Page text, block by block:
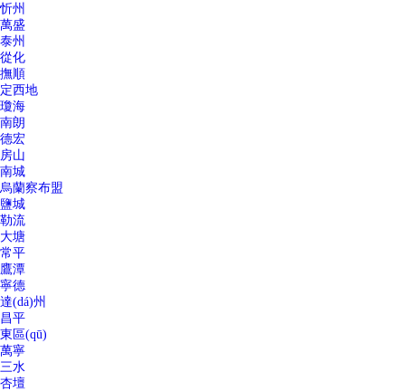
忻州
萬盛
泰州
從化
撫順
定西地
瓊海
南朗
德宏
房山
南城
烏蘭察布盟
鹽城
勒流
大塘
常平
鷹潭
寧德
達(dá)州
昌平
東區(qū)
萬寧
三水
杏壇